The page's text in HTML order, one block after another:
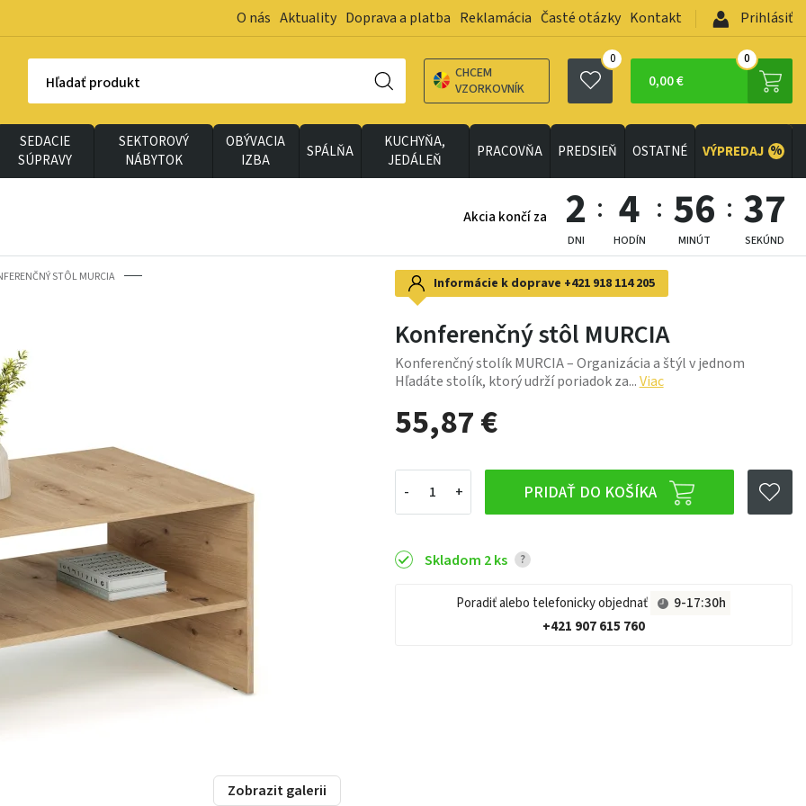
O nás Aktuality Doprava a platba Reklamácia Časté otázky Kontakt Prihlásiť
Hľadať produkt
CHCEM
VZORKOVNÍK
0
0,00 €
0
SEDACIE
SÚPRAVY
SEKTOROVÝ
NÁBYTOK
OBÝVACIA
IZBA
SPÁLŇA
KUCHYŇA,
JEDÁLEŇ
PRACOVŇA PREDSIEŇ OSTATNÉ VÝPREDAJ %
Akcia končí za 2
DNI
4
HODÍN
56
MINÚT
35
SEKÚND
STÔL MURCIA Informácie k doprave +421 918 114 205
Konferenčný stôl MURCIA
Konferenčný stolík MURCIA – Organizácia a štýl v jednom
Hľadáte stolík, ktorý udrží poriadok za...Viac
55,87 €
PRIDAŤ DO KOŠÍKA
Skladom 2 ks ?
Poradiť alebo telefonicky objednať
9-17:30h
+421 907 615 760
Zobrazit galerii